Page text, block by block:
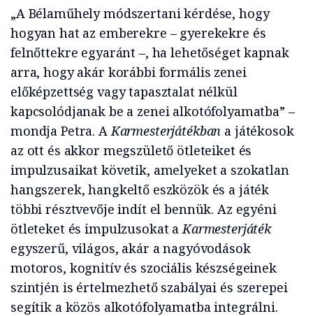
„A Bélaműhely módszertani kérdése, hogy
hogyan hat az emberekre – gyerekekre és
felnőttekre egyaránt –, ha lehetőséget kapnak
arra, hogy akár korábbi formális zenei
előképzettség vagy tapasztalat nélkül
kapcsolódjanak be a zenei alkotófolyamatba” –
mondja Petra. AKarmesterjátékban a játékosok
az ott és akkor megszülető ötleteiket és
impulzusaikat követik, amelyeket a szokatlan
hangszerek, hangkeltő eszközök és a játék
többi résztvevője indít el bennük. Az egyéni
ötleteket és impulzusokat aKarmesterjáték
egyszerű, világos, akár a nagyóvodások
motoros, kognitív és szociális készségeinek
szintjén is értelmezhető szabályai és szerepei
segítik a közös alkotófolyamatba integrálni.